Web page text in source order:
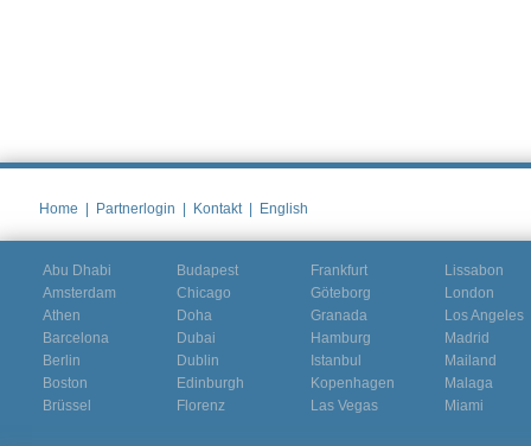
Home Partnerlogin Kontakt English
Abu Dhabi
Amsterdam
Athen
Barcelona
Berlin
Boston
Brüssel
Budapest
Chicago
Doha
Dubai
Dublin
Edinburgh
Florenz
Frankfurt
Göteborg
Granada
Hamburg
Istanbul
Kopenhagen
Las Vegas
Lissabon
London
Los Angeles
Madrid
Mailand
Malaga
Miami